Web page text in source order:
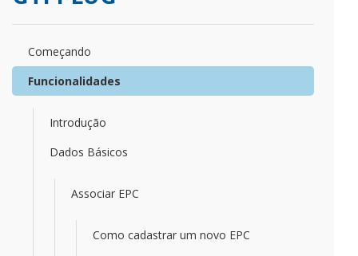
Começando
Funcionalidades
Introdução
Dados Básicos
Associar EPC
Como cadastrar um novo EPC